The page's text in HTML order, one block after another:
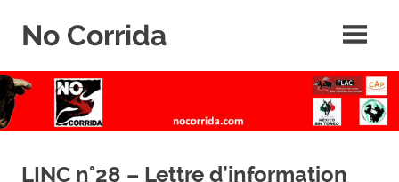
No Corrida
de
la
corrida
LINC n°28 – Lettre d’information